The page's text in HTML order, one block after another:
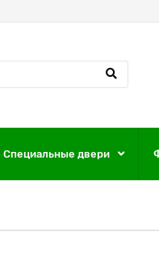
Специальные двери